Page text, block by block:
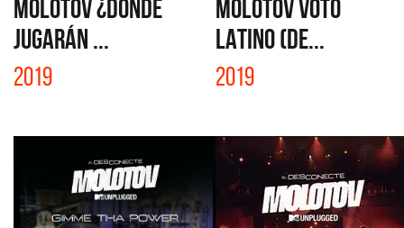
MOLOTOV ¿DÓNDE
JUGARÁN ...
2019
MOLOTOV VOTO
LATINO (DE...
2019